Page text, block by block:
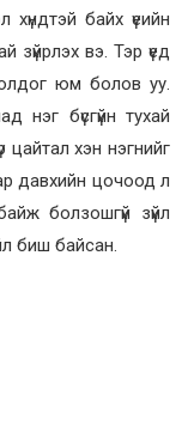
хүндтэй байх үеийн
вэ. Тэр үед
юм болов уу.
нэг бүсгүйн тухай
цайтал хэн нэгнийг
давхийн цочоод л
болзошгүй зүйл
биш байсан.